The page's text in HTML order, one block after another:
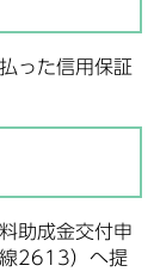
った信用保証
助成金交付申
2613）へ提